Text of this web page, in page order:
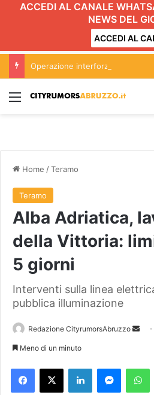
ACCEDI AL CANALE
NEWS DEL
ACCEDI AL
Menu
Home /Teramo
Teramo
Alba Adriatica,
della Vittoria:
5 giorni
Interventi sulla linea
pubblica illuminazione
Redazione CityrumorsAbruzzo
a
Meno di un minuto